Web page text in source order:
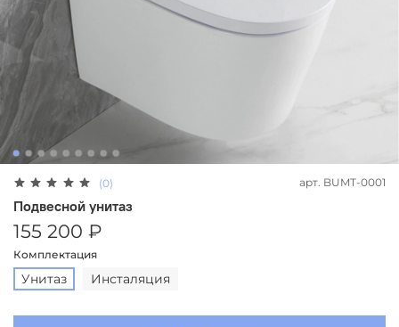
(0) арт. BUMT-0001
Подвесной унитаз
155 200 ₽
Комплектация
Унитаз Инсталяция